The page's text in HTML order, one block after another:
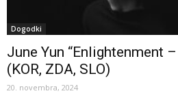
Dogodki
June Yun “Enlightenment
(KOR, ZDA, SLO)
20. novembra, 2024